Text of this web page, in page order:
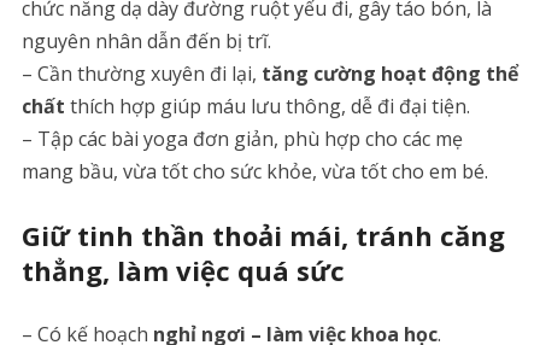
chức năng dạ dày đường ruột yếu đi, gây táo bón, là
nguyên nhân dẫn đến bị trĩ.
– Cần thường xuyên đi lại, tăng cường hoạt động thể
chất thích hợp giúp máu lưu thông, dễ đi đại tiện.
– Tập các bài yoga đơn giản, phù hợp cho các mẹ
mang bầu, vừa tốt cho sức khỏe, vừa tốt cho em bé.
Giữ tinh thần thoải mái, tránh căng
thẳng, làm việc quá sức
– Có kế hoạch nghỉ ngơi – làm việc khoa học.